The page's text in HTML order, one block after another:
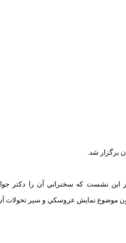
شد.
نشست كه سخنراني آن را دكتر جواد
موضوع نمايش عروسكي و سير تحولات آن